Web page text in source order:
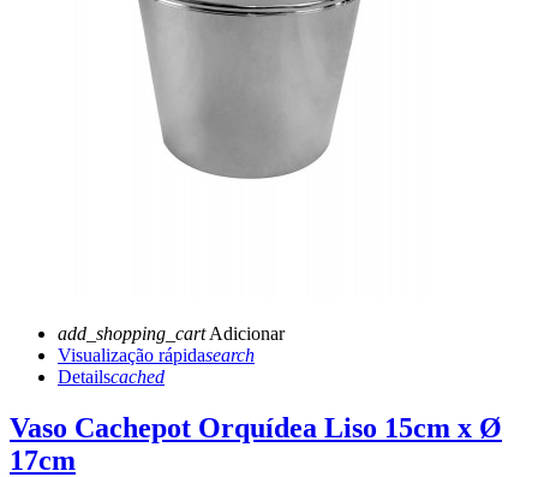
add_shopping_cartAdicionar
Visualização rápidasearch
Detailscached
Vaso Cachepot Orquídea Liso 15cm x Ø
17cm